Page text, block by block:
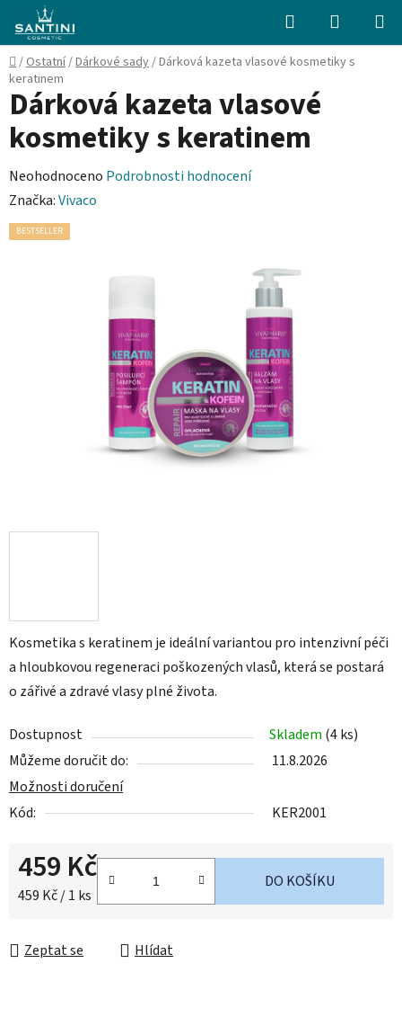
obsah
Hledat
KOŠÍK
Domů
/Ostatní/Dárkové sady/Dárková kazeta vlasové kosmetiky s
keratinem
Kosmetika s keratinem je ideální variantou pro intenzivní péči
a hloubkovou regeneraci poškozených vlasů, která se postará
o zářivé a zdravé vlasy plné života.
Dostupnost Skladem (4 ks)
Můžeme doručit do:
11.8.2026
Možnosti doručení
Kód:
KER2001
459 Kč
Měrná cena:
459 Kč / 1 ks
DO KOŠÍKU
Zeptat se Hlídat
Dárková kazeta vlasové
kosmetiky s keratinem
Průměrné
hodnocení
produktu
Neohodnoceno Podrobnosti hodnocení
Značka:Vivaco
BESTSELLER